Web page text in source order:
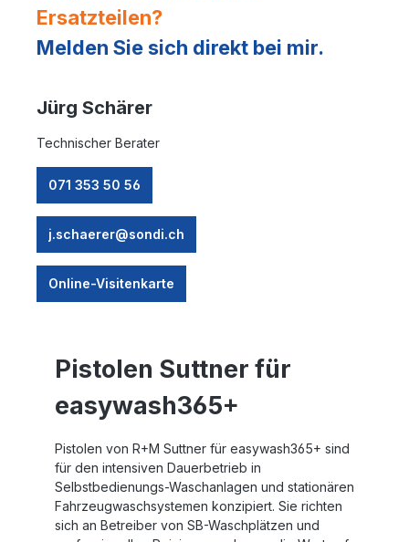
Ersatzteilen?
Melden Sie sich direkt bei mir.
Jürg Schärer
Technischer Berater
071 353 50 56
j.schaerer@sondi.ch
Online-Visitenkarte
Pistolen Suttner für
easywash365+
Pistolen von R+M Suttner für easywash365+ sind
für den intensiven Dauerbetrieb in
Selbstbedienungs-Waschanlagen und stationären
Fahrzeugwaschsystemen konzipiert. Sie richten
sich an Betreiber von SB-Waschplätzen und